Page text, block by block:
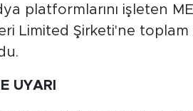
platformlarını işleten
Limited Şirketi'ne toplam
UYARI